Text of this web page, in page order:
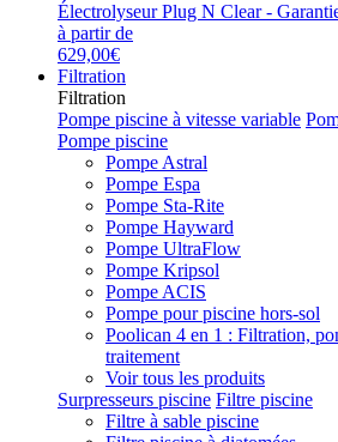
Électrolyseur Plug N Clear -
à partir de
629,00€
Filtration
Filtration
Pompe piscine à vitesse variable
Pompe piscine
Pompe Astral
Pompe Espa
Pompe Sta-Rite
Pompe Hayward
Pompe UltraFlow
Pompe Kripsol
Pompe ACIS
Pompe pour piscine hors-sol
Poolican 4 en 1 : Filtration,
traitement
Voir tous les produits
Surpresseurs piscine Filtre piscine
Filtre à sable piscine